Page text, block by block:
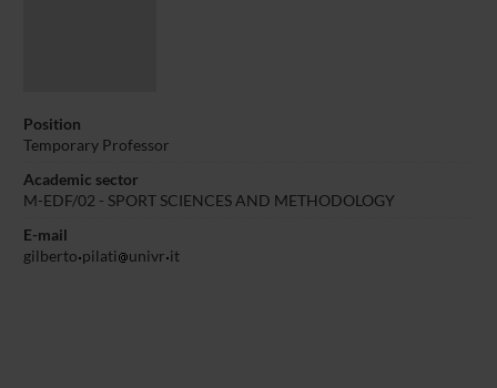
Position
Temporary Professor
Academic sector
M-EDF/02 - SPORT SCIENCES AND METHODOLOGY
E-mail
gilberto pilati univr it